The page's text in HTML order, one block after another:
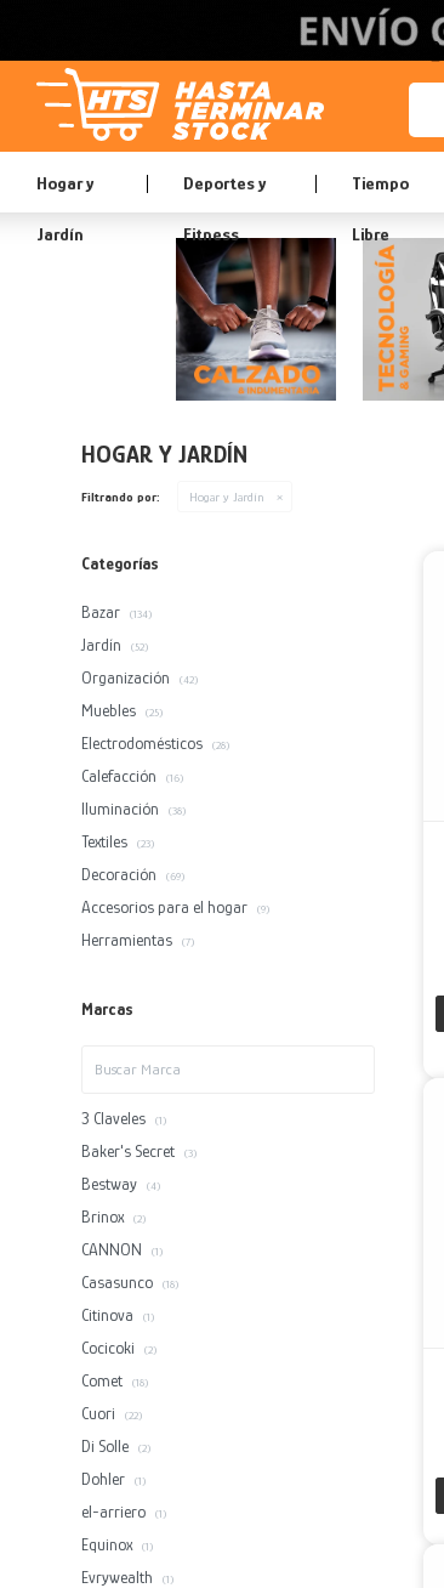
Hogar y
Jardín
Deportes y
Fitness
Tiempo
Libre
HOGAR Y JARDÍN
Filtrando por: Hogar y Jardín
Categorías
Bazar (134)
Jardín (52)
Organización (42)
Muebles (25)
Electrodomésticos (28)
Calefacción (16)
Iluminación (38)
Textiles (23)
Decoración (69)
Accesorios para el hogar (9)
Herramientas (7)
Marcas
3 Claveles (1)
Baker's Secret (3)
Bestway (4)
Brinox (2)
CANNON (1)
Casasunco (18)
Citinova (1)
Cocicoki (2)
Comet (18)
Cuori (22)
Di Solle (2)
Dohler (1)
el-arriero (1)
Equinox (1)
Evrywealth (1)